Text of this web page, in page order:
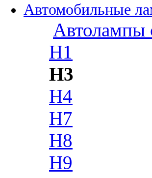
Автомобильные
Автолампы
H1
H3
H4
H7
H8
H9